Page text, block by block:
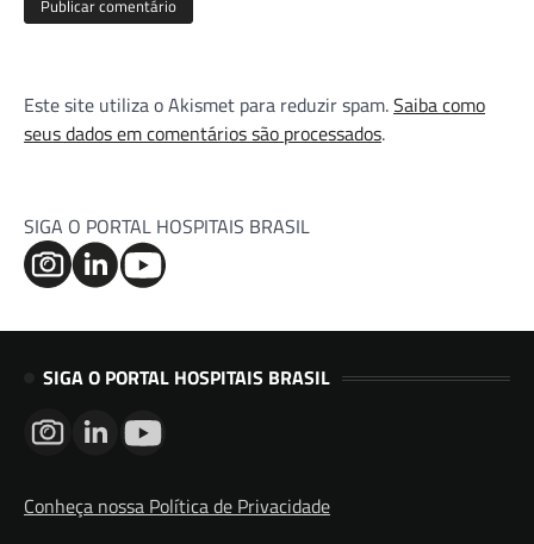
Este site utiliza o Akismet para reduzir spam.Saiba como
seus dados em comentários são processados.
SIGA O PORTAL HOSPITAIS BRASIL
SIGA O PORTAL HOSPITAIS BRASIL
Conheça nossa Política de Privacidade